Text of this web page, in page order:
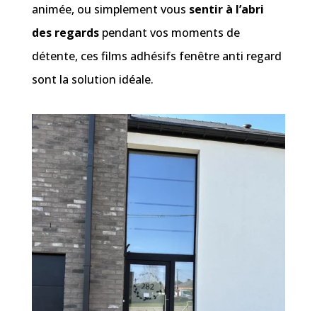
animée, ou simplement vous sentir à l’abri
des regardspendant vos moments de
détente, ces films adhésifs fenêtre anti regard
sont la solution idéale.